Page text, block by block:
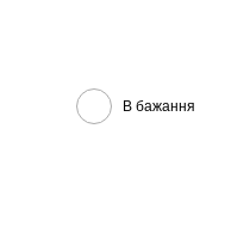
В бажання